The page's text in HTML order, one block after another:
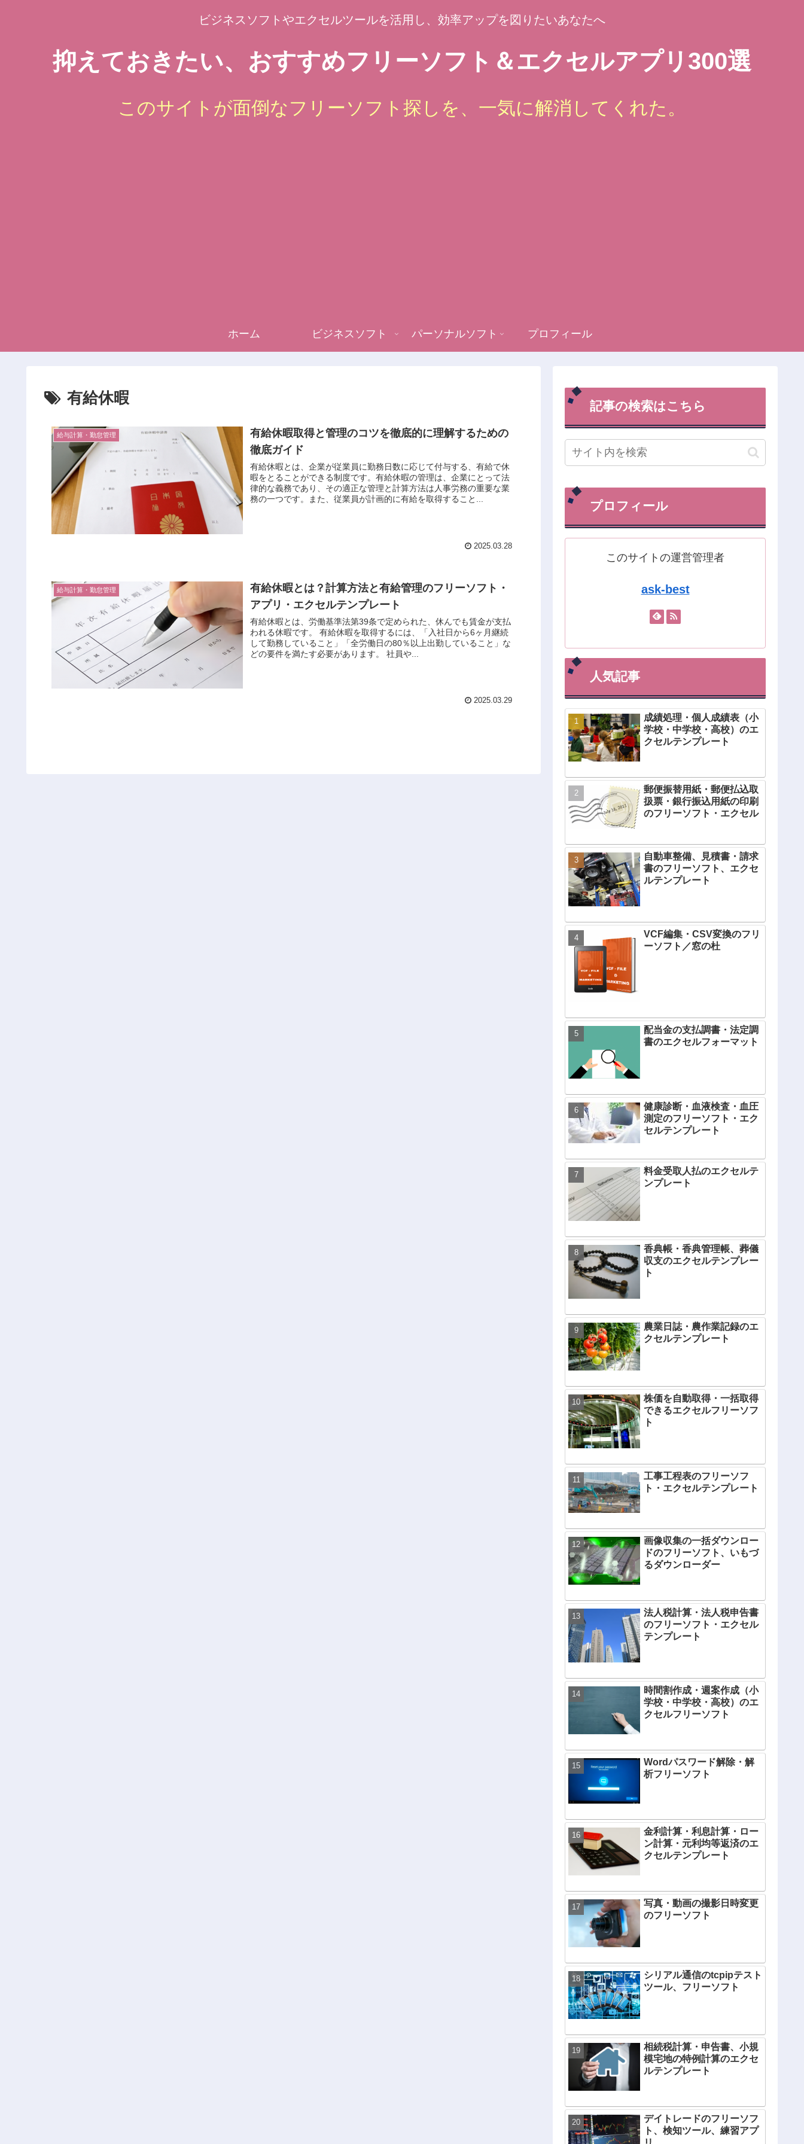
ビジネスソフトやエクセルツールを活用し、効率アップを図りたいあなたへ
抑えておきたい、おすすめフリーソフト＆エクセルアプリ300選
このサイトが面倒なフリーソフト探しを、一気に解消してくれた。
ホーム ビジネスソフト パーソナルソフト プロフィール
有給休暇
給与計算・勤怠管理
有給休暇取得と管理のコツを徹底的に理解するための
徹底ガイド
有給休暇とは、企業が従業員に勤務日数に応じて付与する、有給で休
暇をとることができる制度です。有給休暇の管理は、企業にとって法
律的な義務であり、その適正な管理と計算方法は人事労務の重要な業
務の一つです。また、従業員が計画的に有給を取得すること...
2025.03.28
給与計算・勤怠管理
有給休暇とは？計算方法と有給管理のフリーソフト・
アプリ・エクセルテンプレート
有給休暇とは、労働基準法第39条で定められた、休んでも賃金が支払
われる休暇です。 有給休暇を取得するには、「入社日から6ヶ月継続
して勤務していること」「全労働日の80％以上出勤していること」な
どの要件を満たす必要があります。 社員や...
2025.03.29
記事の検索はこちら
プロフィール
このサイトの運営管理者
ask-best
人気記事
成績処理・個人成績表（小
学校・中学校・高校）のエ
クセルテンプレート
郵便振替用紙・郵便払込取
扱票・銀行振込用紙の印刷
のフリーソフト・エクセル
自動車整備、見積書・請求
書のフリーソフト、エクセ
ルテンプレート
VCF編集・CSV変換のフリ
ーソフト／窓の杜
配当金の支払調書・法定調
書のエクセルフォーマット
健康診断・血液検査・血圧
測定のフリーソフト・エク
セルテンプレート
料金受取人払のエクセルテ
ンプレート
香典帳・香典管理帳、葬儀
収支のエクセルテンプレー
ト
農業日誌・農作業記録のエ
クセルテンプレート
株価を自動取得・一括取得
できるエクセルフリーソフ
ト
工事工程表のフリーソフ
ト・エクセルテンプレート
画像収集の一括ダウンロー
ドのフリーソフト、いもづ
るダウンローダー
法人税計算・法人税申告書
のフリーソフト・エクセル
テンプレート
時間割作成・週案作成（小
学校・中学校・高校）のエ
クセルフリーソフト
Wordパスワード解除・解
析フリーソフト
金利計算・利息計算・ロー
ン計算・元利均等返済のエ
クセルテンプレート
写真・動画の撮影日時変更
のフリーソフト
シリアル通信のtcpipテスト
ツール、フリーソフト
相続税計算・申告書、小規
模宅地の特例計算のエクセ
ルテンプレート
デイトレードのフリーソフ
ト、検知ツール、練習アプ